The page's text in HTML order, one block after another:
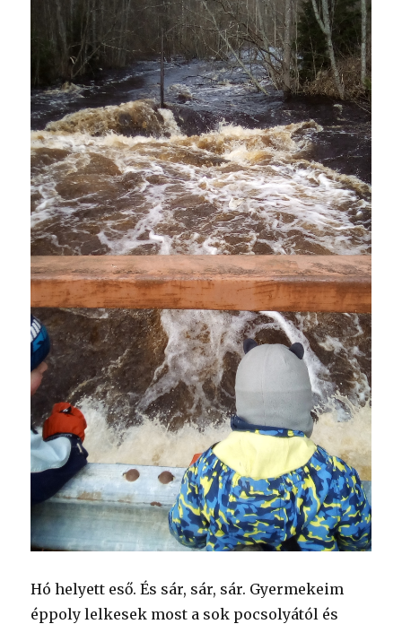
Hó helyett eső. És sár, sár, sár. Gyermekeim
éppoly lelkesek most a sok pocsolyától és